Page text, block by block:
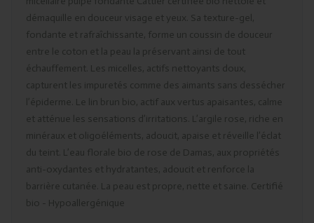
démaquille en douceur visage et yeux. Sa texture-gel,
fondante et rafraîchissante, forme un coussin de douceur
entre le coton et la peau la préservant ainsi de tout
échauffement. Les micelles, actifs nettoyants doux,
capturent les impuretés comme des aimants sans dessécher
l’épiderme. Le lin brun bio, actif aux vertus apaisantes, calme
et atténue les sensations d’irritations. L’argile rose, riche en
minéraux et oligoéléments, adoucit, apaise et réveille l’éclat
du teint. L’eau florale bio de rose de Damas, aux propriétés
anti-oxydantes et hydratantes, adoucit et renforce la
barrière cutanée. La peau est propre, nette et saine. Certifié
bio - Hypoallergénique